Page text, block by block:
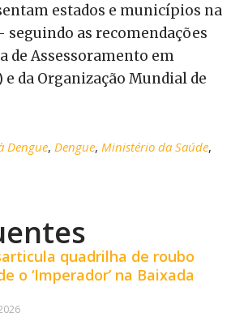
estados e municípios na
seguindo as recomendações
de Assessoramento em
e da Organização Mundial de
Dengue, Dengue, Ministério da Saúde,
quadrilha de roubo
o ‘Imperador’ na Baixada